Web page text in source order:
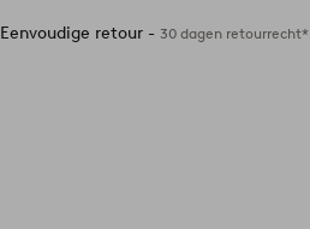
Eenvoudige retour -30 dagen retourrecht*